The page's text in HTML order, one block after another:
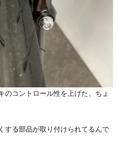
のコントロール性を上げた、ちょ
する部品が取り付けられてるんで